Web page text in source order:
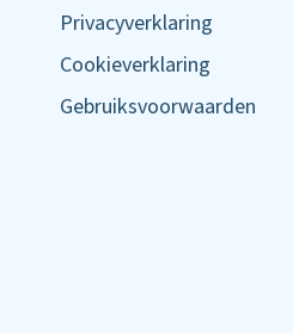
Privacyverklaring
Cookieverklaring
Gebruiksvoorwaarden